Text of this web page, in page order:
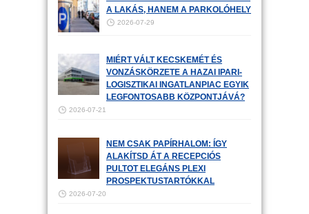
A LAKÁS, HANEM A PARKOLÓHELY
2026-07-29
MIÉRT VÁLT KECSKEMÉT ÉS
VONZÁSKÖRZETE A HAZAI IPARI-
LOGISZTIKAI INGATLANPIAC EGYIK
LEGFONTOSABB KÖZPONTJÁVÁ?
2026-07-21
NEM CSAK PAPÍRHALOM: ÍGY
ALAKÍTSD ÁT A RECEPCIÓS
PULTOT ELEGÁNS PLEXI
PROSPEKTUSTARTÓKKAL
2026-07-20